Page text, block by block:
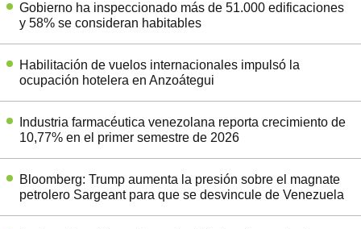
Gobierno ha inspeccionado más de 51.000 edificaciones
y 58% se consideran habitables
Habilitación de vuelos internacionales impulsó la
ocupación hotelera en Anzoátegui
Industria farmacéutica venezolana reporta crecimiento de
10,77% en el primer semestre de 2026
Bloomberg: Trump aumenta la presión sobre el magnate
petrolero Sargeant para que se desvincule de Venezuela